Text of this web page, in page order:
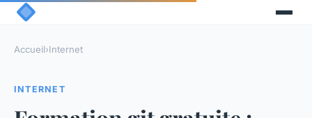
Accueil›Internet
INTERNET